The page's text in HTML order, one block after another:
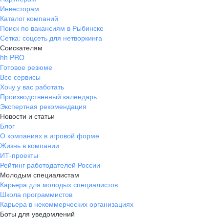
Инвесторам
Каталог компаний
Поиск по вакансиям в Рыбинске
Сетка: соцсеть для нетворкинга
Соискателям
hh PRO
Готовое резюме
Все сервисы
Хочу у вас работать
Производственный календарь
Экспертная рекомендация
Новости и статьи
Блог
О компаниях в игровой форме
Жизнь в компании
ИТ-проекты
Рейтинг работодателей России
Молодым специалистам
Карьера для молодых специалистов
Школа программистов
Карьера в некоммерческих организациях
Боты для уведомлений